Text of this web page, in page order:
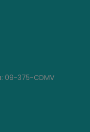
09-375-CDMV